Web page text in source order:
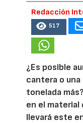
Redacción
517
¿Es posible
cantera o
tonelada
en el material
llevará este